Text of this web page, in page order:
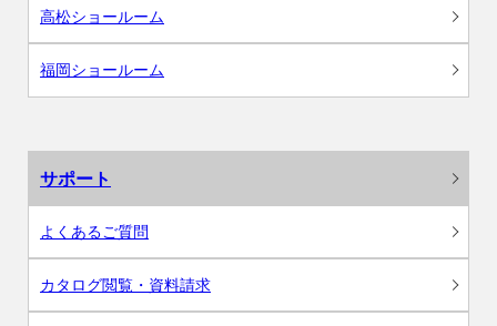
高松ショールーム
福岡ショールーム
サポート
よくあるご質問
カタログ閲覧・資料請求